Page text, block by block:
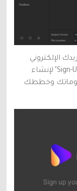
الإلكتروني
وتعيين كلمة مرور ، ثم الضغط على الزر "Sign-Up" لإنشاء
وخططك